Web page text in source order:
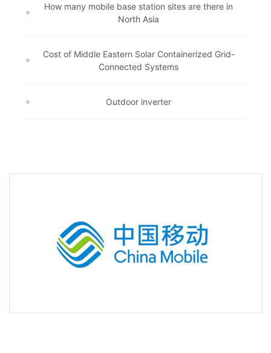
How many mobile base station sites are there in
North Asia
Cost of Middle Eastern Solar Containerized Grid-
Connected Systems
Outdoor inverter